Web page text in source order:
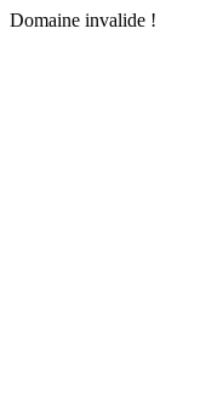
Domaine invalide !